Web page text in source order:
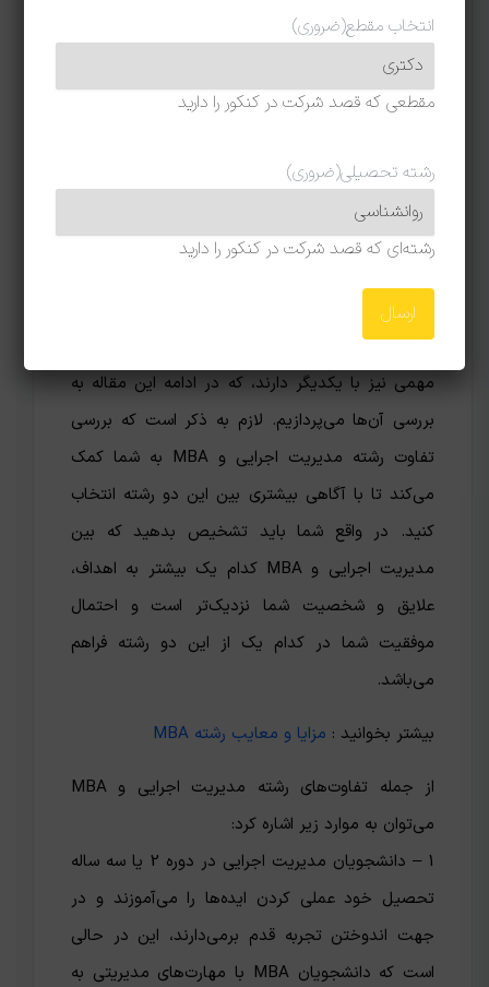
تفاوت رشته مدیریت اجرایی و
MBA
همان‌طور که از خواندن بخش‌های قبلی این مطلب
شباهت‌های زیادی به یکدیگر دارند. از آن‌جایی که هر
این شباهت بدیهی و غیر قابل انکار است. اما باید
دانست که این دو گرایش از علم مدیریت، تفاوت‌های
مهمی نیز با یکدیگر دارند، که در ادامه این مقاله به
بررسی آن‌ها می‌پردازیم. لازم به ذکر است که بررسی
تفاوت رشته مدیریت اجرایی و MBA به شما کمک
می‌کند تا با آگاهی بیشتری بین این دو رشته انتخاب
کنید. در واقع شما باید تشخیص بدهید که بین
مدیریت اجرایی و MBA کدام یک بیشتر به اهداف،
علایق و شخصیت شما نزدیک‌تر است و احتمال
موفقیت شما در کدام یک از این دو رشته فراهم
می‌باشد.
بیشتر بخوانید : مزایا و معایب رشته MBA
از جمله تفاوت‌های رشته مدیریت اجرایی و MBA
می‌توان به موارد زیر اشاره کرد:
1 – دانشجویان مدیریت اجرایی در دوره 2 یا سه ساله
تحصیل خود عملی کردن ایده‌ها را می‌آموزند و در
جهت اندوختن تجربه قدم برمی‌دارند، این در حالی
است که دانشجویان MBA با مهارت‌های مدیریتی به
انتخاب مقطع(ضروری)
مقطعی که قصد شرکت در کنکور را دارید
رشته تحصیلی(ضروری)
رشته‌ای که قصد شرکت در کنکور را دارید